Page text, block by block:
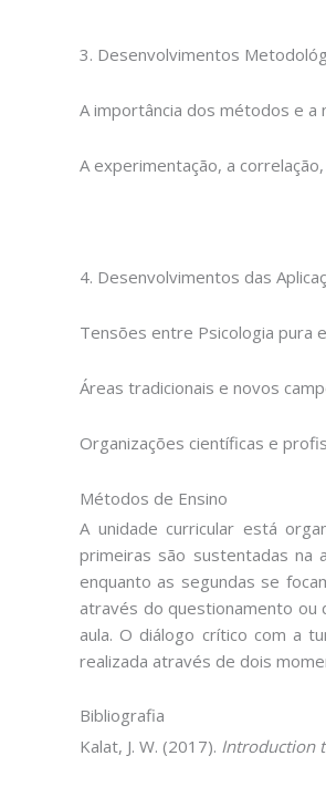
3. Desenvolvimentos
A importância dos métodos e a
A experimentação, a
4. Desenvolvimentos das
Tensões entre Psicologia pura
Áreas tradicionais e novos
Organizações científicas e
Métodos de Ensino
A unidade curricular está
primeiras são sustentadas na
enquanto as segundas se
através do questionamento ou
aula. O diálogo crítico com a
realizada através de dois
Bibliografia
Kalat, J. W. (2017). Introduction